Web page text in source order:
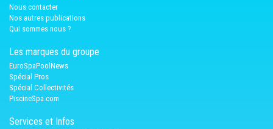
Nous contacter
Nos autres publications
Qui sommes nous ?
Les marques du groupe
EuroSpaPoolNews
Spécial Pros
Spécial Collectivités
PiscineSpa.com
Services et Infos